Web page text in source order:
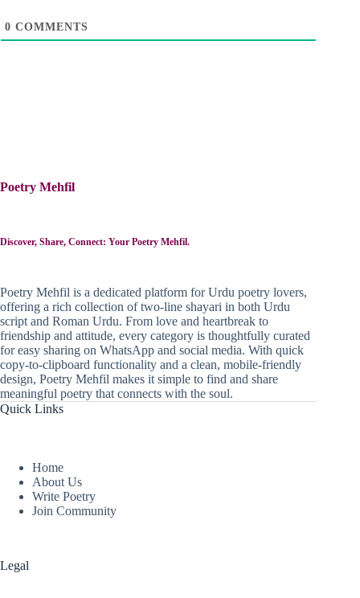
0 COMMENTS
Poetry Mehfil
Discover, Share, Connect: Your Poetry Mehfil.
Poetry Mehfil is a dedicated platform for Urdu poetry lovers,
offering a rich collection of two-line shayari in both Urdu
script and Roman Urdu. From love and heartbreak to
friendship and attitude, every category is thoughtfully curated
for easy sharing on WhatsApp and social media. With quick
copy-to-clipboard functionality and a clean, mobile-friendly
design, Poetry Mehfil makes it simple to find and share
meaningful poetry that connects with the soul.
Quick Links
Home
About Us
Write Poetry
Join Community
Legal